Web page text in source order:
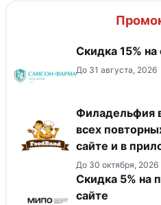
Скидка 15%
До 31 августа, 2026
Филадельфия
всех
сайте и в
До 30 октября, 2026
Скидка 5% на
сайте